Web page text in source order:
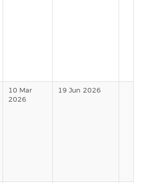
10 Mar
2026
19 Jun 2026